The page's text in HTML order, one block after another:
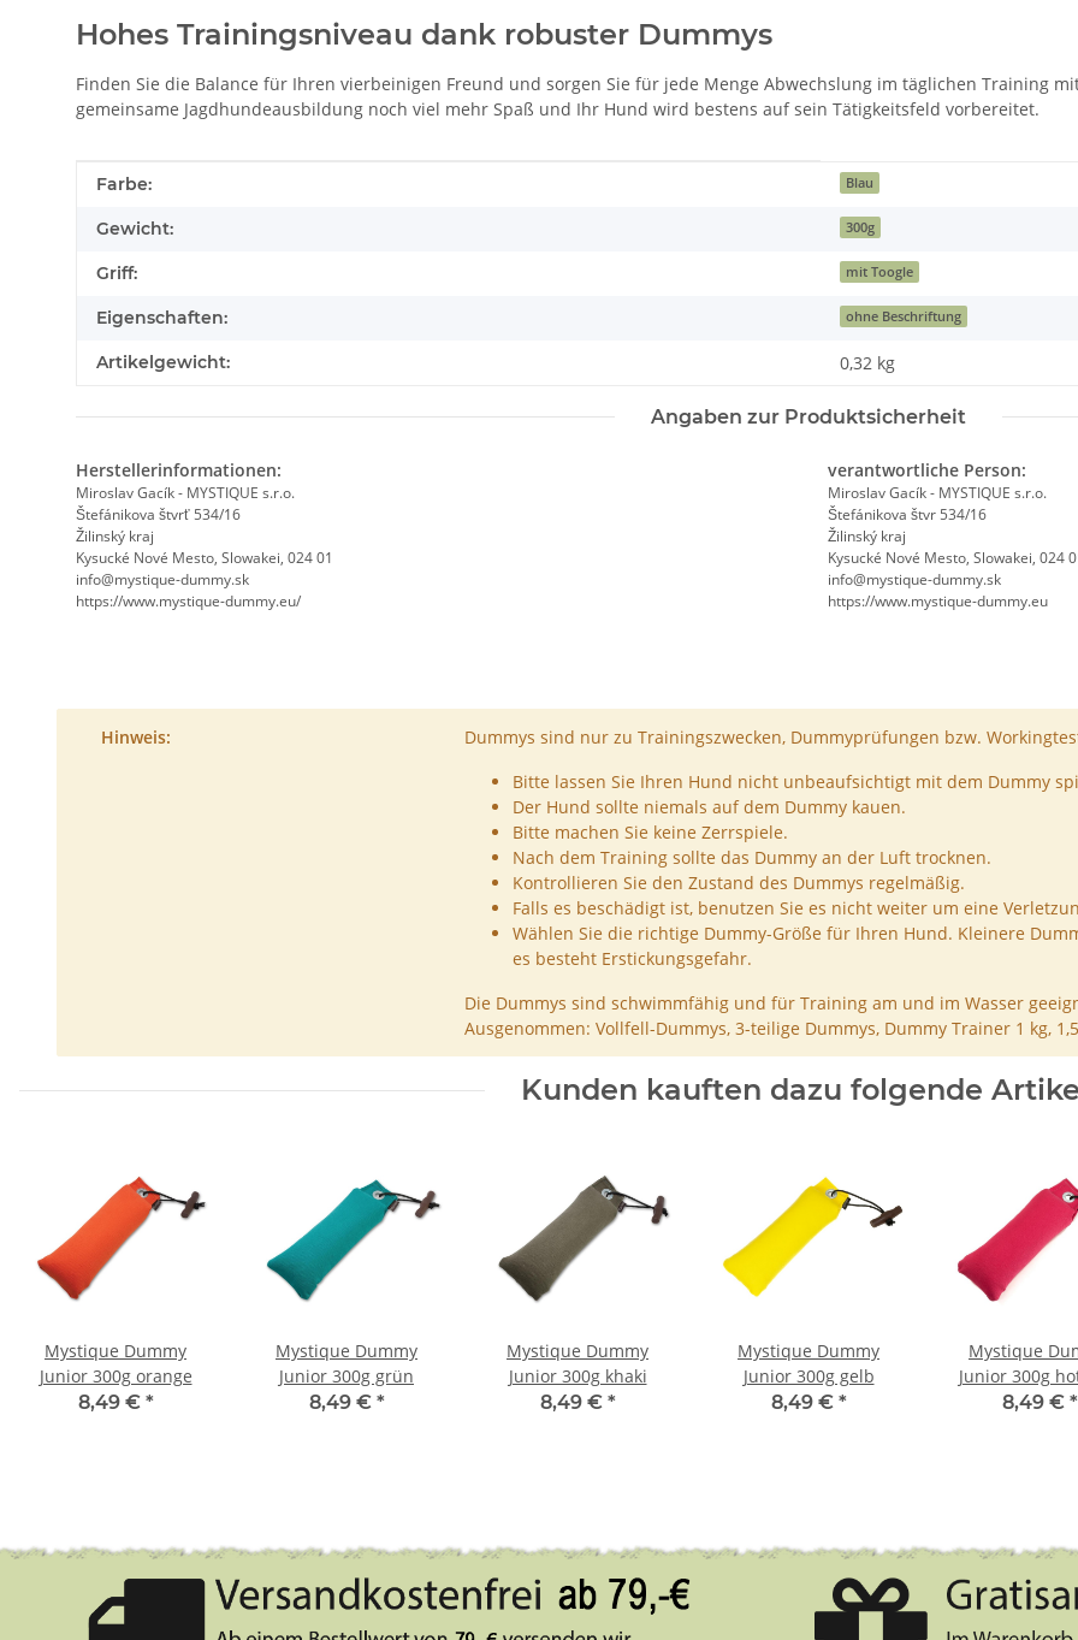
Hohes Trainingsniveau dank robuster Dummys
Finden Sie die Balance für Ihren vierbeinigen Freund und sorgen Sie für jede Menge Abwechslung im täglichen Training
gemeinsame Jagdhundeausbildung noch viel mehr Spaß und Ihr Hund wird bestens auf sein Tätigkeitsfeld vorbereitet.
Produkteigenschaft
Wert
Farbe: Blau
Gewicht: 300g
Griff: mit Toogle
Eigenschaften: ohne Beschriftung
Artikelgewicht: 0,32 kg
Angaben zur Produktsicherheit
Herstellerinformationen:
Miroslav Gacík - MYSTIQUE s.r.o.
Štefánikova štvrť 534/16
Žilinský kraj
Kysucké Nové Mesto, Slowakei, 024 01
info@mystique-dummy.sk
https://www.mystique-dummy.eu/
verantwortliche Person:
Miroslav Gacík - MYSTIQUE s.r.o.
Štefánikova štvr 534/16
Žilinský kraj
Kysucké Nové Mesto, Slowakei, 024
info@mystique-dummy.sk
https://www.mystique-dummy.eu
Hinweis:
Dummys sind nur zu Trainingszwecken, Dummyprüfungen bzw.
Bitte lassen Sie Ihren Hund nicht unbeaufsichtigt mit dem Dummy
Der Hund sollte niemals auf dem Dummy kauen.
Bitte machen Sie keine Zerrspiele.
Nach dem Training sollte das Dummy an der Luft trocknen.
Kontrollieren Sie den Zustand des Dummys regelmäßig.
Falls es beschädigt ist, benutzen Sie es nicht weiter um eine
Wählen Sie die richtige Dummy-Größe für Ihren Hund. Kleinere
es besteht Erstickungsgefahr.
Die Dummys sind schwimmfähig und für Training am und im Wasser
Ausgenommen: Vollfell-Dummys, 3-teilige Dummys, Dummy Trainer 1 kg,
Kunden kauften dazu folgende
Mystique Dummy
Junior 300g orange
8,49 € *
Mystique Dummy
Junior 300g grün
8,49 € *
Mystique Dummy
Junior 300g khaki
8,49 € *
Mystique Dummy
Junior 300g gelb
8,49 € *
Mystique
Junior 300g
8,49 € *